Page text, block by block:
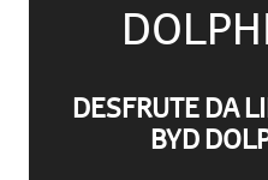
DESFRUTE DA
BYD